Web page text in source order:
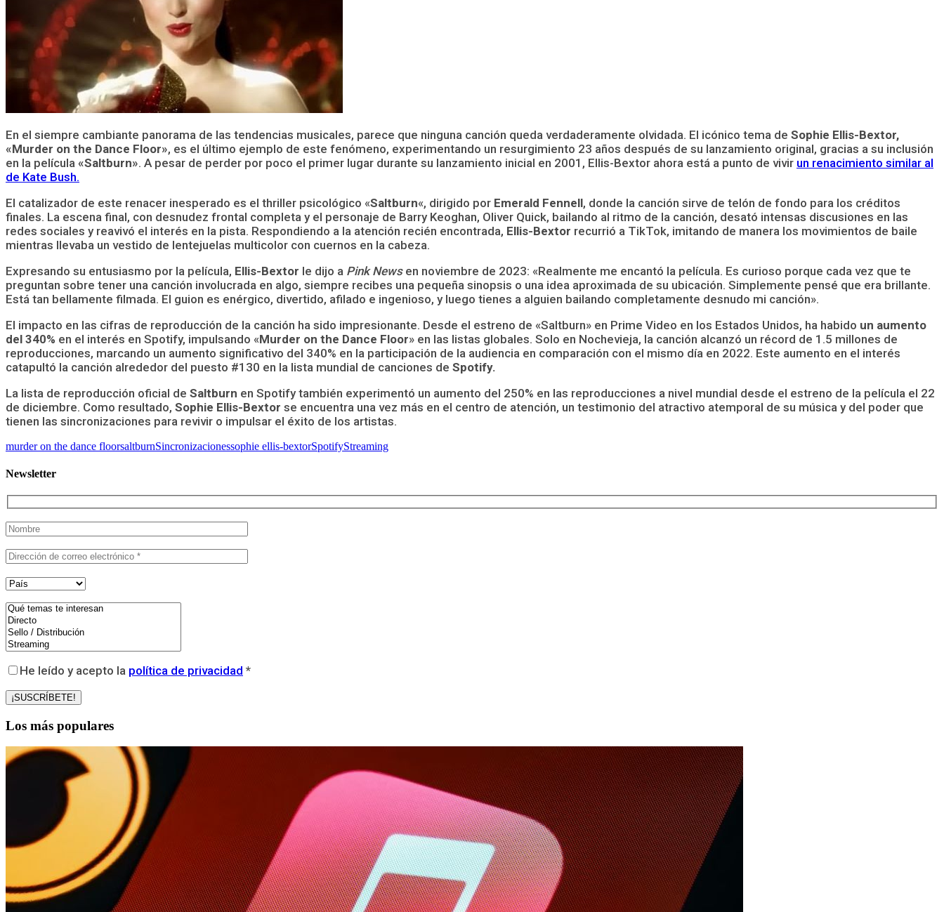
En el siempre cambiante panorama de las tendencias musicales, parece que ninguna canción queda verdaderamente olvidada. El icónico tema de Sophie Ellis-Bextor,
«Murder on the Dance Floor», es el último ejemplo de este fenómeno, experimentando un resurgimiento 23 años después de su lanzamiento original, gracias a su inclusión
en la película «Saltburn». A pesar de perder por poco el primer lugar durante su lanzamiento inicial en 2001, Ellis-Bextor ahora está a punto de vivir un renacimiento similar al
de Kate Bush.
El catalizador de este renacer inesperado es el thriller psicológico «Saltburn«, dirigido por Emerald Fennell, donde la canción sirve de telón de fondo para los créditos
finales. La escena final, con desnudez frontal completa y el personaje de Barry Keoghan, Oliver Quick, bailando al ritmo de la canción, desató intensas discusiones en las
redes sociales y reavivó el interés en la pista. Respondiendo a la atención recién encontrada, Ellis-Bextor recurrió a TikTok, imitando de manera los movimientos de baile
mientras llevaba un vestido de lentejuelas multicolor con cuernos en la cabeza.
Expresando su entusiasmo por la película, Ellis-Bextor le dijo a Pink Newsen noviembre de 2023: «Realmente me encantó la película. Es curioso porque cada vez que te
preguntan sobre tener una canción involucrada en algo, siempre recibes una pequeña sinopsis o una idea aproximada de su ubicación. Simplemente pensé que era brillante.
Está tan bellamente filmada. El guion es enérgico, divertido, afilado e ingenioso, y luego tienes a alguien bailando completamente desnudo mi canción».
El impacto en las cifras de reproducción de la canción ha sido impresionante. Desde el estreno de «Saltburn» en Prime Video en los Estados Unidos, ha habido un aumento
del 340% en el interés en Spotify, impulsando «Murder on the Dance Floor» en las listas globales. Solo en Nochevieja, la canción alcanzó un récord de 1.5 millones de
reproducciones, marcando un aumento significativo del 340% en la participación de la audiencia en comparación con el mismo día en 2022. Este aumento en el interés
catapultó la canción alrededor del puesto #130 en la lista mundial de canciones de Spotify.
La lista de reproducción oficial de Saltburn en Spotify también experimentó un aumento del 250% en las reproducciones a nivel mundial desde el estreno de la película el 22
de diciembre. Como resultado, Sophie Ellis-Bextor se encuentra una vez más en el centro de atención, un testimonio del atractivo atemporal de su música y del poder que
tienen las sincronizaciones para revivir o impulsar el éxito de los artistas.
murder on the dance floorsaltburnSincronizacionessophie ellis-bextorSpotifyStreaming
Newsletter
He leído y acepto la política de privacidad *
Los más populares